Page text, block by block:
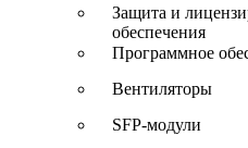
Защита и
обеспечения
Программное
Вентиляторы
SFP-модули